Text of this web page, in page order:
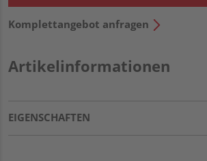
Komplettangebot anfragen
Artikelinformationen
EIGENSCHAFTEN